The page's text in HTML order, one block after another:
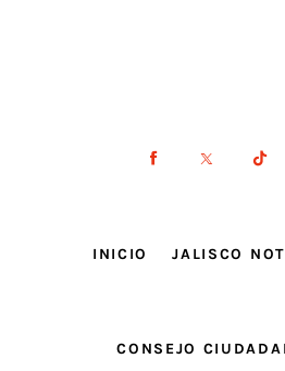
INICIO JALISCO
CONSEJO